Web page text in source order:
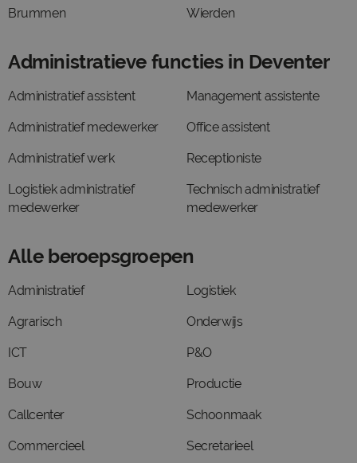
Brummen Wierden
Administratieve functies in Deventer
Administratief assistent
Administratief medewerker
Administratief werk
Logistiek administratief
medewerker
Management assistente
Office assistent
Receptioniste
Technisch administratief
medewerker
Alle beroepsgroepen
Administratief
Agrarisch
ICT
Bouw
Callcenter
Commercieel
Logistiek
Onderwijs
P&O
Productie
Schoonmaak
Secretarieel